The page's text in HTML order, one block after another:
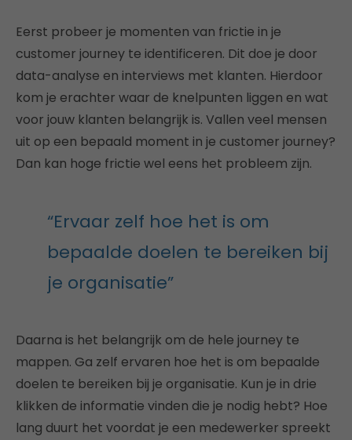
Eerst probeer je momenten van frictie in je
customer journey te identificeren. Dit doe je door
data-analyse en interviews met klanten. Hierdoor
kom je erachter waar de knelpunten liggen en wat
voor jouw klanten belangrijk is. Vallen veel mensen
uit op een bepaald moment in je customer journey?
Dan kan hoge frictie wel eens het probleem zijn.
“Ervaar zelf hoe het is om
bepaalde doelen te bereiken bij
je organisatie”
Daarna is het belangrijk om de hele journey te
mappen. Ga zelf ervaren hoe het is om bepaalde
doelen te bereiken bij je organisatie. Kun je in drie
klikken de informatie vinden die je nodig hebt? Hoe
lang duurt het voordat je een medewerker spreekt